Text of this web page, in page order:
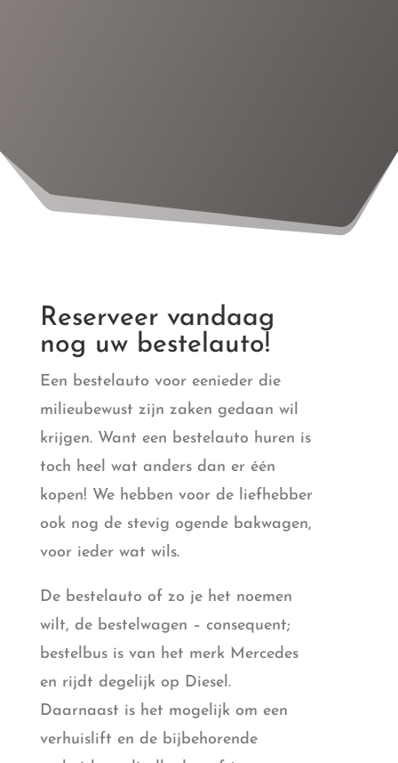
Reserveer vandaag
nog uw bestelauto!
Een bestelauto voor eenieder die
milieubewust zijn zaken gedaan wil
krijgen. Want een bestelauto huren is
toch heel wat anders dan er één
kopen! We hebben voor de liefhebber
ook nog de stevig ogende bakwagen,
voor ieder wat wils.
De bestelauto of zo je het noemen
wilt, de bestelwagen – consequent;
bestelbus is van het merk Mercedes
en rijdt degelijk op Diesel.
Daarnaast is het mogelijk om een
verhuislift en de bijbehorende